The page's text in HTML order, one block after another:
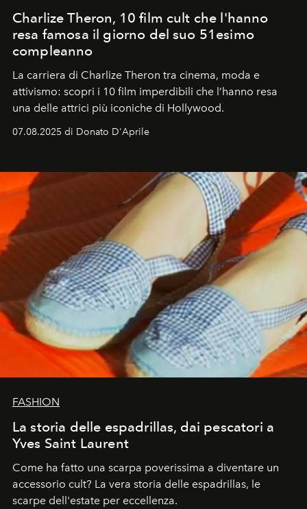
Charlize Theron, 10 film cult che l'hanno
resa famosa il giorno del suo 51esimo
compleanno
La carriera di Charlize Theron tra cinema, moda e
attivismo: scopri i 10 film imperdibili che l’hanno resa
una delle attrici più iconiche di Hollywood.
07.08.2025 di Donato D'Aprile
FASHION
La storia delle espadrillas, dai pescatori a
Yves Saint Laurent
Come ha fatto una scarpa poverissima a diventare un
accessorio cult? La vera storia delle espadrillas, le
scarpe dell'estate per eccellenza.